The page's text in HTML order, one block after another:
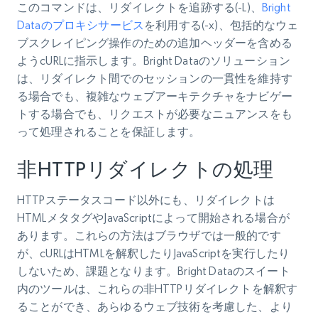
このコマンドは、リダイレクトを追跡する(-L)、 Bright
Dataのプロキシサービス を利用する(-x)、包括的なウェ
ブスクレイピング操作のための追加ヘッダーを含める
ようcURLに指示します。Bright Dataのソリューション
は、リダイレクト間でのセッションの一貫性を維持す
る場合でも、複雑なウェブアーキテクチャをナビゲー
トする場合でも、リクエストが必要なニュアンスをも
って処理されることを保証します。
非HTTPリダイレクトの処理
HTTPステータスコード以外にも、リダイレクトは
HTMLメタタグやJavaScriptによって開始される場合が
あります。これらの方法はブラウザでは一般的です
が、cURLはHTMLを解釈したりJavaScriptを実行したり
しないため、課題となります。Bright Dataのスイート
内のツールは、これらの非HTTPリダイレクトを解釈す
ることができ、あらゆるウェブ技術を考慮した、より